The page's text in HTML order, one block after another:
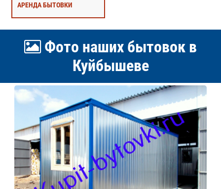
АРЕНДА БЫТОВКИ
Фото наших бытовок в
Куйбышеве